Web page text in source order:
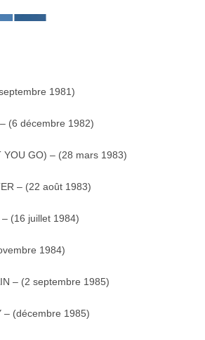
1981)
– (6 décembre 1982)
YOU GO) – (28 mars 1983)
– (22 août 1983)
– (16 juillet 1984)
1984)
– (2 septembre 1985)
– (décembre 1985)